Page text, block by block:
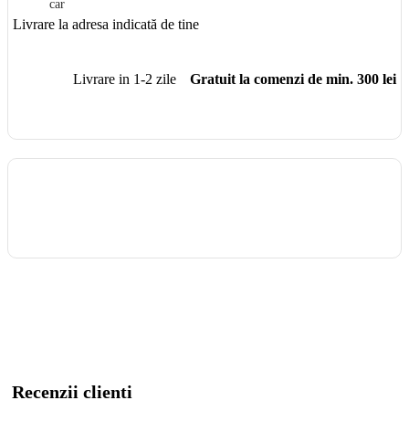
Livrare la adresa indicată de tine
Livrare in 1-2 zile Gratuit la comenzi de min. 300 lei
Recenzii clienti